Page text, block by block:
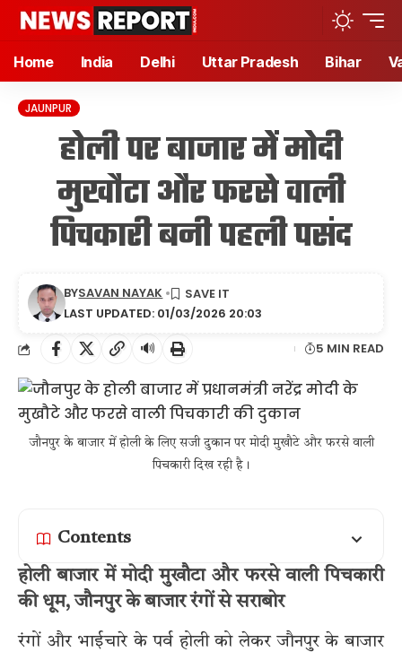
Home India Delhi Uttar Pradesh Bihar
JAUNPUR
होली पर बाजार में मोदी
मुखौटा और फरसे वाली
पिचकारी बनी पहली पसंद
LAST UPDATED: 01/03/2026 20:03
BYSAVAN NAYAK
🔊 5 MIN READ
जौनपुर के बाजार में होली के लिए सजी दुकान पर मोदी मुखौटे और फरसे वाली
पिचकारी दिख रही है।
Contents
होली बाजार में मोदी मुखौटा और फरसे वाली पिचकारी
की धूम, जौनपुर के बाजार रंगों से सराबोर
रंगों और भाईचारे के पर्व होली को लेकर जौनपुर के बाजार